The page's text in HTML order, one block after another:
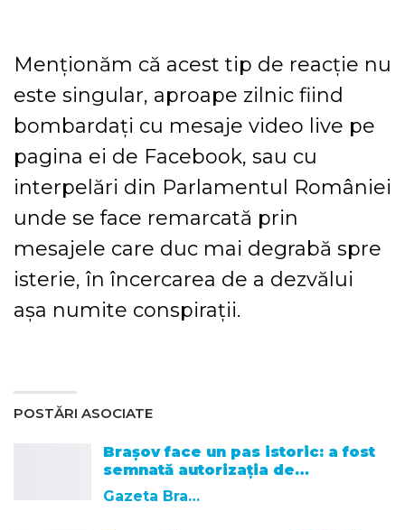
Menționăm că acest tip de reacție nu
este singular, aproape zilnic fiind
bombardați cu mesaje video live pe
pagina ei de Facebook, sau cu
interpelări din Parlamentul României
unde se face remarcată prin
mesajele care duc mai degrabă spre
isterie, în încercarea de a dezvălui
așa numite conspirații.
POSTĂRI ASOCIATE
Brașov face un pas istoric: a fost
semnată autorizația de…
Gazeta Brasovului